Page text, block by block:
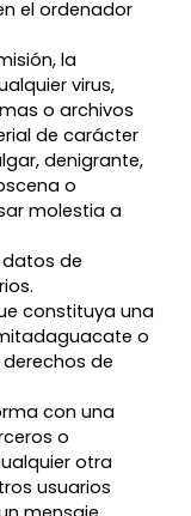
el ordenador
la
virus,
o archivos
de carácter
denigrante,
o
molestia a
de
constituya una
o
de
con una
o
otra
usuarios